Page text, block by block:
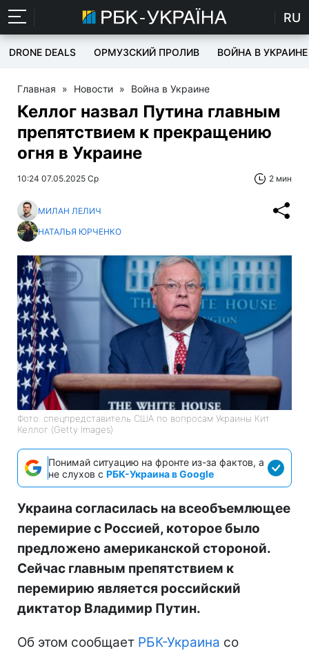
RU
DRONE DEALS ОРМУЗСКИЙ ПРОЛИВ ВОЙНА В УКРАИНЕ
Главная » Новости » Война в Украине
Келлог назвал Путина главным
препятствием к прекращению
огня в Украине
10:24 07.05.2025 Ср 2 мин
МИЛАН ЛЕЛИЧ
НАТАЛЬЯ ЮРЧЕНКО
Фото: спецпредставитель США по вопросам Украины Кит
Келлог (Getty Images)
Понимай ситуацию на фронте из-за фактов, а
не слухов с РБК-Украина в Google
Украина согласилась на всеобъемлющее
перемирие с Россией, которое было
предложено американской стороной.
Сейчас главным препятствием к
перемирию является российский
диктатор Владимир Путин.
Об этом сообщает РБК-Украина со